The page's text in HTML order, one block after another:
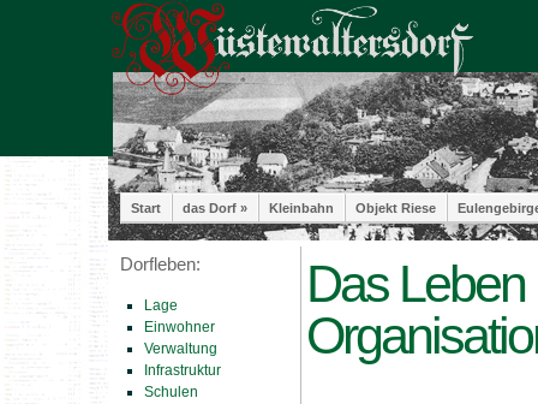
Start das Dorf » Kleinbahn Objekt Riese
Dorfleben:
Lage
Einwohner
Verwaltung
Infrastruktur
Schulen
Das Leben